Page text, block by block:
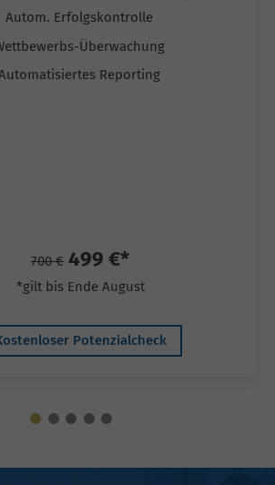
Autom. Erfolgskontrolle
Überwachung
Reporting
700 € 499 €*
*gilt bis Ende August
Potenzialcheck